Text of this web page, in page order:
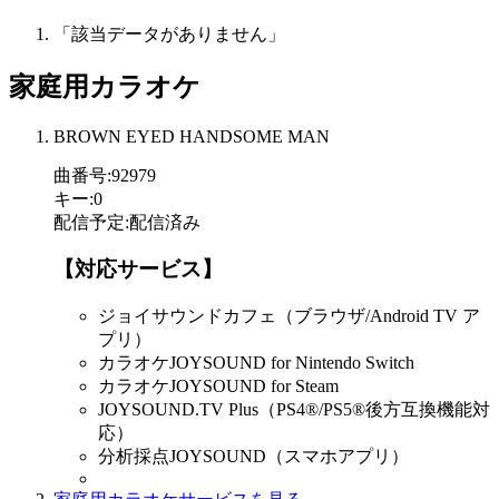
「該当データがありません」
家庭用カラオケ
BROWN EYED HANDSOME MAN
曲番号:92979
キー:0
配信予定:配信済み
【対応サービス】
ジョイサウンドカフェ（ブラウザ/Android TV ア
プリ）
カラオケJOYSOUND for Nintendo Switch
カラオケJOYSOUND for Steam
JOYSOUND.TV Plus（PS4®/PS5®後方互換機能対
応）
分析採点JOYSOUND（スマホアプリ）